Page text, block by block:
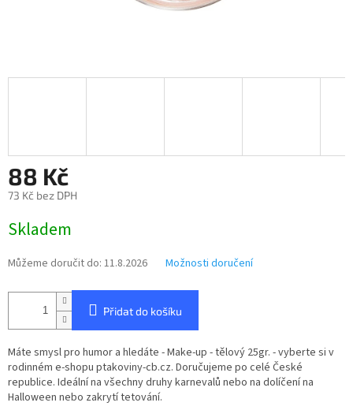
88 Kč
73 Kč bez DPH
cena:
Skladem
Můžeme doručit do: 11.8.2026 Možnosti doručení
Přidat do košíku
Máte smysl pro humor a hledáte - Make-up - tělový 25gr. - vyberte si v
rodinném e-shopu ptakoviny-cb.cz. Doručujeme po celé České
republice. Ideální na všechny druhy karnevalů nebo na dolíčení na
Halloween nebo zakrytí tetování.